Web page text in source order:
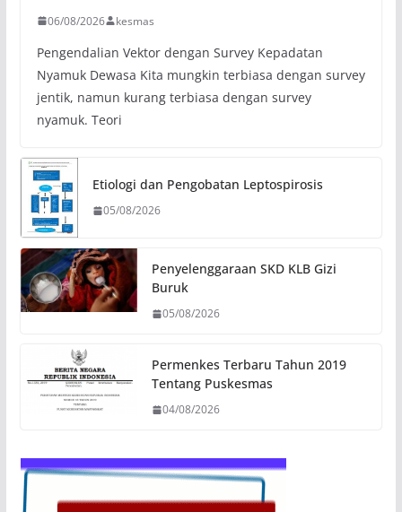
06/08/2026 kesmas
Pengendalian Vektor dengan Survey Kepadatan
Nyamuk Dewasa Kita mungkin terbiasa dengan survey
jentik, namun kurang terbiasa dengan survey
nyamuk. Teori
Etiologi dan Pengobatan Leptospirosis
05/08/2026
Penyelenggaraan SKD KLB Gizi
Buruk
05/08/2026
Permenkes Terbaru Tahun 2019
Tentang Puskesmas
04/08/2026